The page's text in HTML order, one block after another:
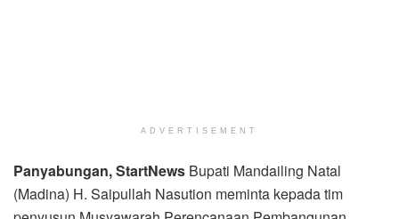
ADVERTISEMENT
Panyabungan, StartNews Bupati Mandailing Natal
(Madina) H. Saipullah Nasution meminta kepada tim